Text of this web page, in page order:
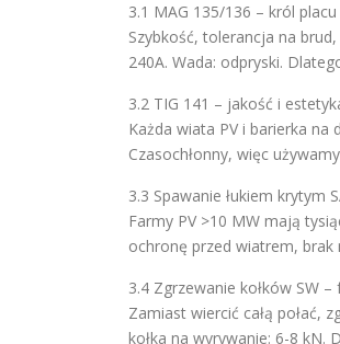
3.1 MAG 135/136 – król
Szybkość, tolerancja na
240A. Wada: odpryski.
3.2 TIG 141 – jakość i
Każda wiata PV i barierka na
Czasochłonny, więc
3.3 Spawanie łukiem krytym
Farmy PV >10 MW mają
ochronę przed wiatrem,
3.4 Zgrzewanie kołków SW
Zamiast wiercić całą połać,
kołka na wyrywanie: 6-8 kN.